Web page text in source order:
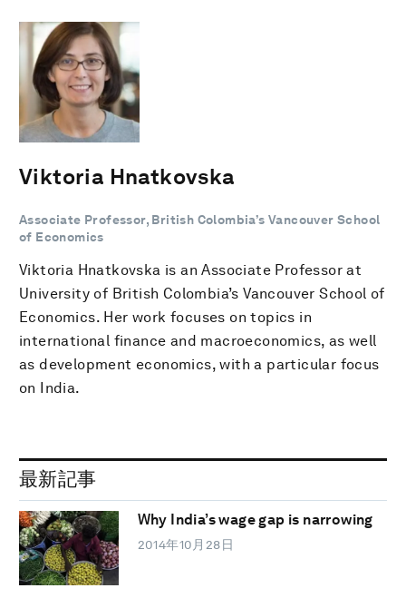
Viktoria Hnatkovska
Associate Professor, British Colombia’s Vancouver School
of Economics
Viktoria Hnatkovska is an Associate Professor at
University of British Colombia’s Vancouver School of
Economics. Her work focuses on topics in
international finance and macroeconomics, as well
as development economics, with a particular focus
on India.
最新記事
Why India’s wage gap is narrowing
2014年10月28日